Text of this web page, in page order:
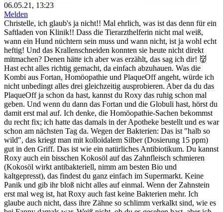
06.05.21, 13:23
Melden
Christelle, ich glaub's ja nicht!! Mal ehrlich, was ist das denn für ein
Saftladen von Klinik!! Dass die Tierarzthelferin nicht mal weiß,
wann ein Hund nüchtern sein muss und wann nicht, ist ja wohl echt
heftig! Und das Krallenschneiden konnten sie heute nicht direkt
mitmachen? Denen hätte ich aber was erzählt, das sag ich dir! 👹
Hast echt alles richtig gemacht, da einfach abzuhauen. Was die
Kombi aus Fortan, Homöopathie und PlaqueOff angeht, würde ich
nicht unbedingt alles drei gleichzeitig ausprobieren. Aber da du das
PlaqueOff ja schon da hast, kannst du Roxy das ruhig schon mal
geben. Und wenn du dann das Fortan und die Globuli hast, hörst du
damit erst mal auf. Ich denke, die Homöopathie-Sachen bekommst
du recht fix; ich hatte das damals in der Apotheke bestellt und es war
schon am nächsten Tag da. Wegen der Bakterien: Das ist "halb so
wild", das kriegt man mit kolloidalem Silber (Dosierung 15 ppm)
gut in den Griff. Das ist wie ein natürliches Antibiotikum. Du kannst
Roxy auch ein bisschen Kokosöl auf das Zahnfleisch schmieren
(Kokosöl wirkt antibakteriell, nimm am besten Bio und
kaltgepresst), das findest du ganz einfach im Supermarkt. Keine
Panik und gib ihr bloß nicht alles auf einmal. Wenn der Zahnstein
erst mal weg ist, hat Roxy auch fast keine Bakterien mehr. Ich
glaube auch nicht, dass ihre Zähne so schlimm verkalkt sind, wie es